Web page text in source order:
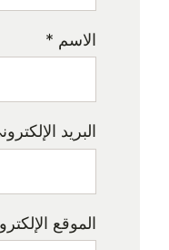
الاسم *
البريد
الموقع